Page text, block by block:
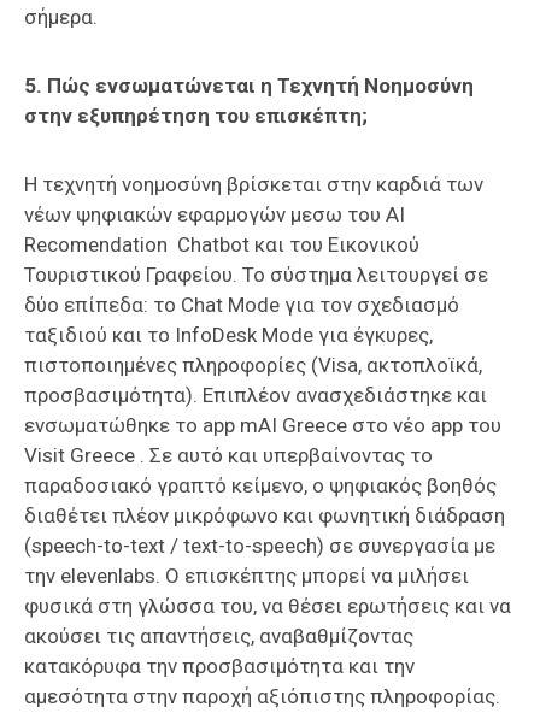
σήμερα.
5. Πώς ενσωματώνεται η Τεχνητή Νοημοσύνη
στην εξυπηρέτηση του επισκέπτη;
Η τεχνητή νοημοσύνη βρίσκεται στην καρδιά των
νέων ψηφιακών εφαρμογών μεσω του AI
Recomendation Chatbot και του Εικονικού
Τουριστικού Γραφείου. Το σύστημα λειτουργεί σε
δύο επίπεδα: το Chat Mode για τον σχεδιασμό
ταξιδιού και το InfoDesk Mode για έγκυρες,
πιστοποιημένες πληροφορίες (Visa, ακτοπλοϊκά,
προσβασιμότητα). Επιπλέον ανασχεδιάστηκε και
ενσωματώθηκε το app mAI Greece στο νέο app του
Visit Greece . Σε αυτό και υπερβαίνοντας το
παραδοσιακό γραπτό κείμενο, ο ψηφιακός βοηθός
διαθέτει πλέον μικρόφωνο και φωνητική διάδραση
(speech-to-text / text-to-speech) σε συνεργασία με
την elevenlabs. Ο επισκέπτης μπορεί να μιλήσει
φυσικά στη γλώσσα του, να θέσει ερωτήσεις και να
ακούσει τις απαντήσεις, αναβαθμίζοντας
κατακόρυφα την προσβασιμότητα και την
αμεσότητα στην παροχή αξιόπιστης πληροφορίας.